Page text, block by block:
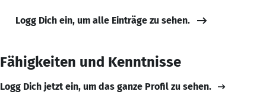
Logg Dich ein, um alle Einträge zu sehen.
Fähigkeiten und Kenntnisse
Logg Dich jetzt ein, um das ganze Profil zu sehen.